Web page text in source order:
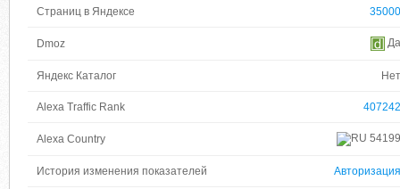
Страниц в Яндексе 35000
Dmoz Да
Яндекс Каталог Нет
Alexa Traffic Rank 407242
Alexa Country 54199
История изменения показателей Авторизация